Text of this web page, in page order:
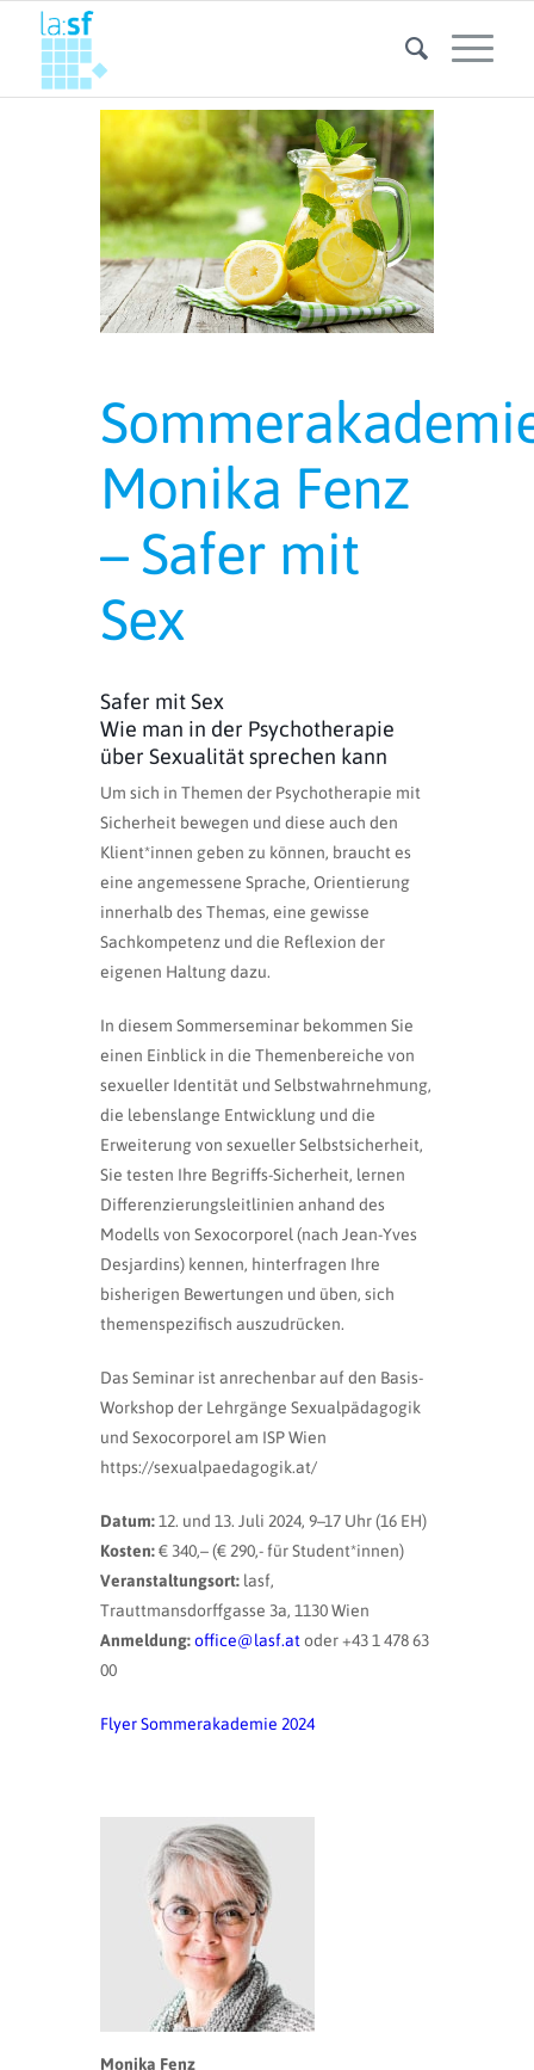
Monika Fenz
– Safer mit
Sex
Safer mit Sex
Wie man in der Psychotherapie
über Sexualität sprechen kann
Um sich in Themen der Psychotherapie mit
Sicherheit bewegen und diese auch den
Klient*innen geben zu können, braucht es
eine angemessene Sprache, Orientierung
innerhalb des Themas, eine gewisse
Sachkompetenz und die Reflexion der
eigenen Haltung dazu.
In diesem Sommerseminar bekommen Sie
einen Einblick in die Themenbereiche von
sexueller Identität und Selbstwahrnehmung,
die lebenslange Entwicklung und die
Erweiterung von sexueller Selbstsicherheit,
Sie testen Ihre Begriffs-Sicherheit, lernen
Differenzierungsleitlinien anhand des
Modells von Sexocorporel (nach Jean-Yves
Desjardins) kennen, hinterfragen Ihre
bisherigen Bewertungen und üben, sich
themenspezifisch auszudrücken.
Das Seminar ist anrechenbar auf den Basis-
Workshop der Lehrgänge Sexualpädagogik
und Sexocorporel am ISP Wien
https://sexualpaedagogik.at/
Datum:12. und 13. Juli 2024, 9–17 Uhr (16 EH)
Kosten:€ 340,– (€ 290,- für Student*innen)
Veranstaltungsort: lasf,
Trauttmansdorffgasse 3a, 1130 Wien
Anmeldung:office@lasf.at oder +43 1 478 63
00
Flyer Sommerakademie 2024
Monika Fenz